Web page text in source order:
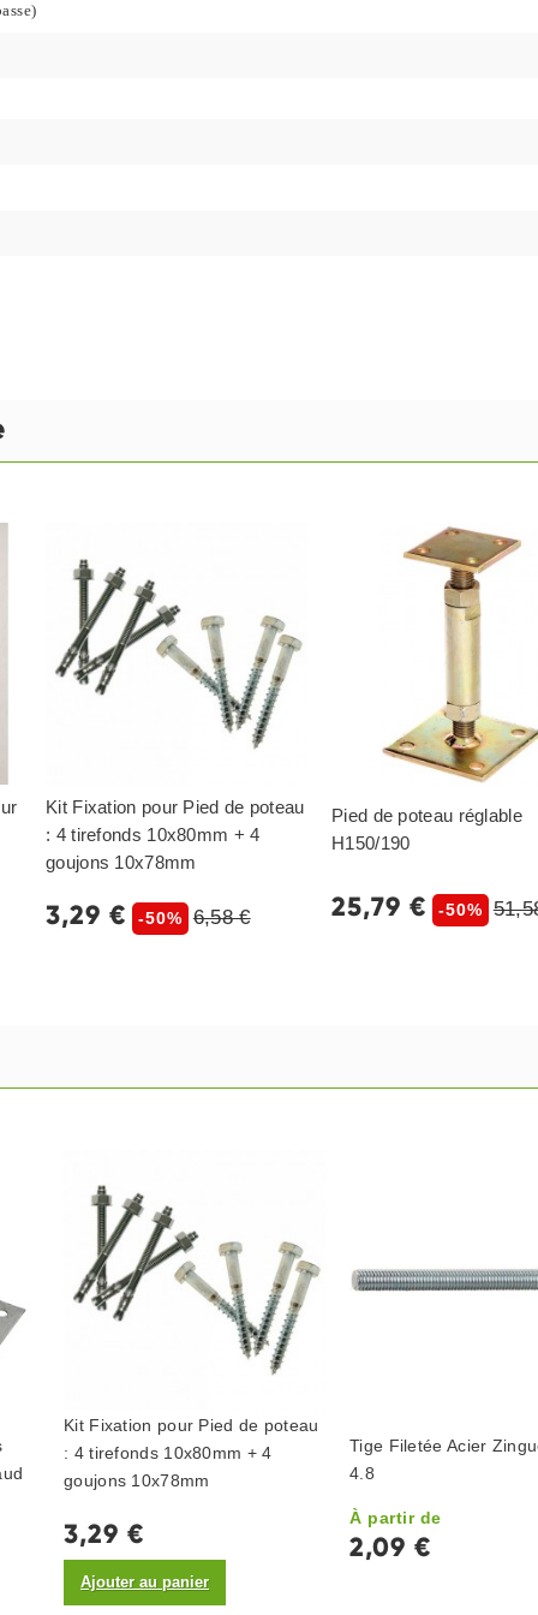
Kit Fixation pour Pied de poteau
: 4 tirefonds 10x80mm + 4
goujons 10x78mm
3,29 € -50% 6,58 €
Pied de poteau réglable
H150/190
25,79 € -50%
Kit Fixation pour Pied de poteau
: 4 tirefonds 10x80mm + 4
goujons 10x78mm
3,29 €
Ajouter au panier
Tige Filetée Acier
4.8
À partir de
2,09 €